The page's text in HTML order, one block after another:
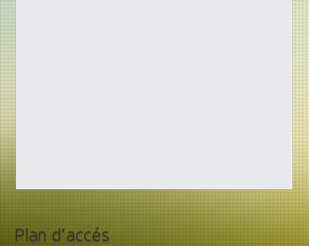
Plan d'accès